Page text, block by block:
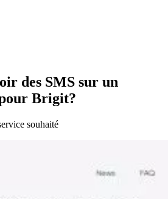
des SMS sur un
Brigit?
souhaité